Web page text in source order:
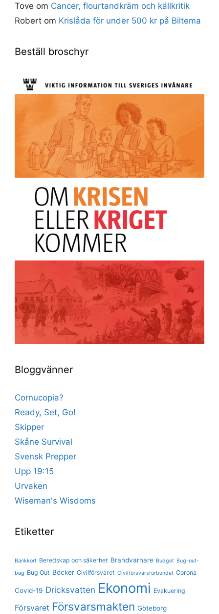
Tove om Cancer, flourtandkräm och källkritik
Robert om Krislåda för under 500 kr på Biltema
Beställ broschyr
Bloggvänner
Cornucopia?
Ready, Set, Go!
Skipper
Skåne Survival
Svensk Prepper
Upp 19:15
Urvaken
Wiseman's Wisdoms
Etiketter
Bankkort Beredskap och säkerhet Brandvarnare Budget Bug-out-
bag Bug Out Böcker Civilförsvaret Civilförsvarsförbundet Corona
Covid-19 Dricksvatten Ekonomi Evakuering
Försvaret Försvarsmakten Göteborg